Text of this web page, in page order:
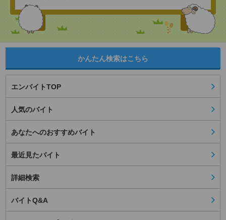
かんたん検索はこちら
エンバイトTOP
人気のバイト
あなたへのおすすめバイト
最近見たバイト
詳細検索
バイトQ&A